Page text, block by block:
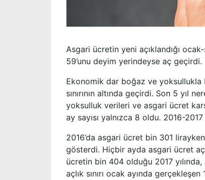
Asgari ücretin yeni açıklandığı
59’unu deyim yerindeyse aç geçirdi.
Ekonomik dar boğaz ve yoksullukla
sınırının altında geçirdi. Son 5 yıl
yoksulluk verileri ve asgari ücret
ay sayısı yalnızca 8 oldu. 2016-
2016’da asgari ücret bin 301
gösterdi. Hiçbir ayda asgari ücret
ücretin bin 404 olduğu 2017 yılında,
açlık sınırı ocak ayında